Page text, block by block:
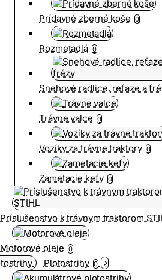
Prídavné zberné koše 0
Rozmetadlá 0
Snehové radlice, reťaze a
Trávne valce 0
Vozíky za trávne traktory 0
Zametacie kefy 0
Príslušenstvo k trávnym traktorom
Motorové oleje 0
Plotostrihy 0